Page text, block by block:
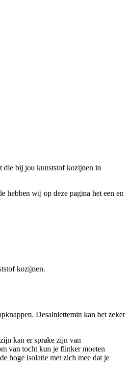
die bij jou kunststof kozijnen in
hebben wij op deze pagina het een en
kozijnen.
Desalniettemin kan het zeker
kan er sprake zijn van
van tocht kun je flinker moeten
hoge isolatie met zich mee dat je